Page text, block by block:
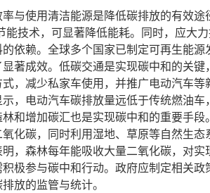
使用清洁能源是降低碳排放的有效途
能技术，可显著降低能耗。同时，应大
依赖。全球多个国家已制定可再生能源
著成效。低碳交通是实现碳中和的关键
，减少私家车使用，并推广电动汽车
，电动汽车碳排放量远低于传统燃油
和增加碳汇也是实现碳中和的重要手
化碳，同时利用湿地、草原等自然生
，森林每年能吸收大量二氧化碳，对
极参与碳中和行动。政府应制定相关
放的监管与统计。